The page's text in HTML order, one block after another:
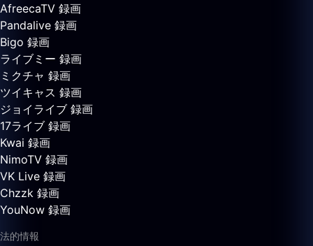
AfreecaTV 録画
Pandalive 録画
Bigo 録画
ライブミー 録画
ミクチャ 録画
ツイキャス 録画
ジョイライブ 録画
17ライブ 録画
Kwai 録画
NimoTV 録画
VK Live 録画
Chzzk 録画
YouNow 録画
法的情報